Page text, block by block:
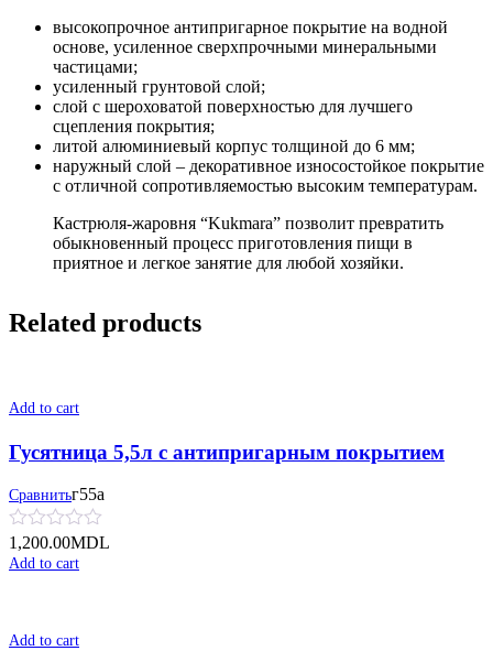
высокопрочное антипригарное покрытие на водной
основе, усиленное сверхпрочными минеральными
частицами;
усиленный грунтовой слой;
слой с шероховатой поверхностью для лучшего
сцепления покрытия;
литой алюминиевый корпус толщиной до 6 мм;
наружный слой – декоративное износостойкое покрытие
с отличной сопротивляемостью высоким температурам.
Кастрюля-жаровня “Kukmara” позволит превратить
обыкновенный процесс приготовления пищи в
приятное и легкое занятие для любой хозяйки.
Related products
Add to cart
Гусятница 5,5л с антипригарным покрытием
Сравнитьг55а
1,200.00MDL
Add to cart
Add to cart